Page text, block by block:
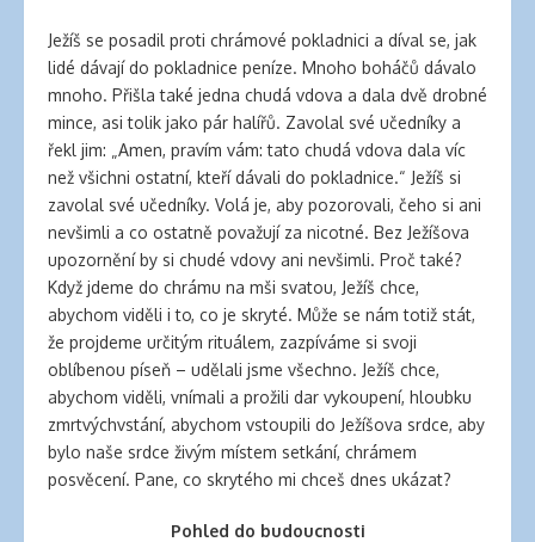
Ježíš se posadil proti chrámové pokladnici a díval se, jak
lidé dávají do pokladnice peníze. Mnoho boháčů dávalo
mnoho. Přišla také jedna chudá vdova a dala dvě drobné
mince, asi tolik jako pár halířů. Zavolal své učedníky a
řekl jim: „Amen, pravím vám: tato chudá vdova dala víc
než všichni ostatní, kteří dávali do pokladnice.“ Ježíš si
zavolal své učedníky. Volá je, aby pozorovali, čeho si ani
nevšimli a co ostatně považují za nicotné. Bez Ježíšova
upozornění by si chudé vdovy ani nevšimli. Proč také?
Když jdeme do chrámu na mši svatou, Ježíš chce,
abychom viděli i to, co je skryté. Může se nám totiž stát,
že projdeme určitým rituálem, zazpíváme si svoji
oblíbenou píseň – udělali jsme všechno. Ježíš chce,
abychom viděli, vnímali a prožili dar vykoupení, hloubku
zmrtvýchvstání, abychom vstoupili do Ježíšova srdce, aby
bylo naše srdce živým místem setkání, chrámem
posvěcení. Pane, co skrytého mi chceš dnes ukázat?
Pohled do budoucnosti